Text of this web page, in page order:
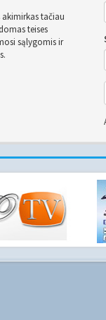
tačiau
teises
sąlygomis ir